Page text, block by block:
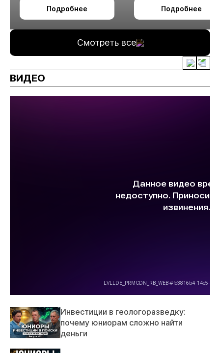
октября в Алматы
Подробнее
технологии
измельчения
Подробнее
Смотреть все
ВИДЕО
Инвестиции в геологоразведку:
почему юниорам сложно найти
деньги